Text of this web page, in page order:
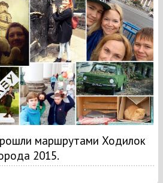
маршрутами Ходилок
2015.